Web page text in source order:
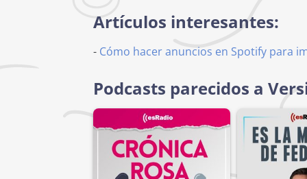
Artículos interesantes:
- Cómo hacer anuncios en Spotify para
Podcasts parecidos a